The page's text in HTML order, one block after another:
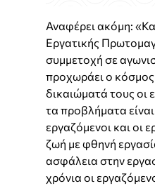
Αναφέρει ακόμη:
Εργατικής
συμμετοχή σε
προχωράει ο κόσμος
δικαιώματά τους οι
τα προβλήματα
εργαζόμενοι και οι
ζωή με φθηνή
ασφάλεια στην
χρόνια οι